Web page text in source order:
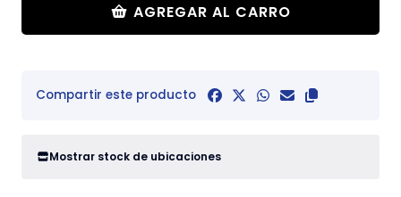
AGREGAR AL CARRO
Compartir este producto
Mostrar stock de ubicaciones